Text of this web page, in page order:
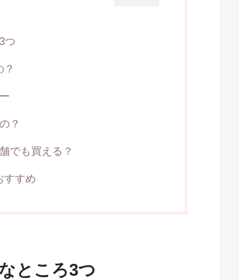
つ
？
でも買える？
すすめ
ところ3つ